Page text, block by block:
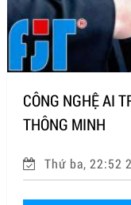
CÔNG NGHỆ AI
THÔNG MINH
Thứ ba, 22:52